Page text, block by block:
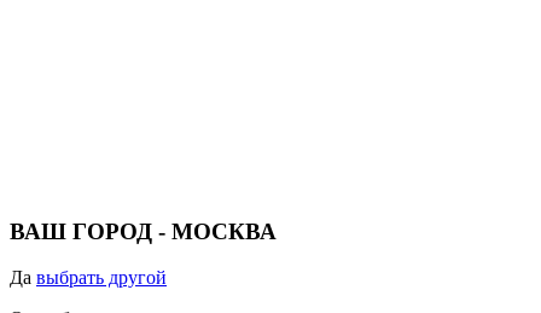
ВАШ ГОРОД - МОСКВА
Да выбрать другой